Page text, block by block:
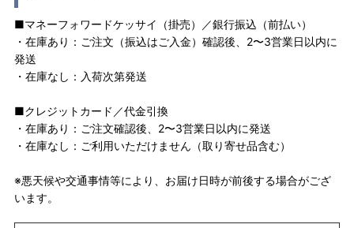
■マネーフォワードケッサイ（掛売）／銀行振込（前払い）
・在庫あり：ご注文（振込はご入金）確認後、2〜3営業日以内に
発送
・在庫なし：入荷次第発送
■クレジットカード／代金引換
・在庫あり：ご注文確認後、2〜3営業日以内に発送
・在庫なし：ご利用いただけません（取り寄せ品含む）
※悪天候や交通事情等により、お届け日時が前後する場合がござ
います。